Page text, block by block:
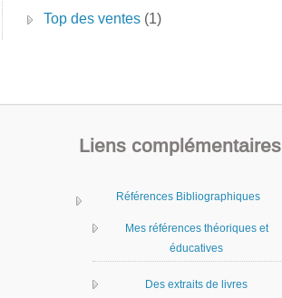
Top des ventes (1)
Liens complémentaires
Références Bibliographiques
Mes références théoriques et
éducatives
Des extraits de livres